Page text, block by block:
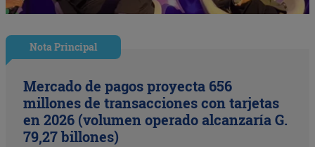
Nota Principal
Mercado de pagos proyecta 656
millones de transacciones con tarjetas
en 2026 (volumen operado alcanzaría G.
79,27 billones)